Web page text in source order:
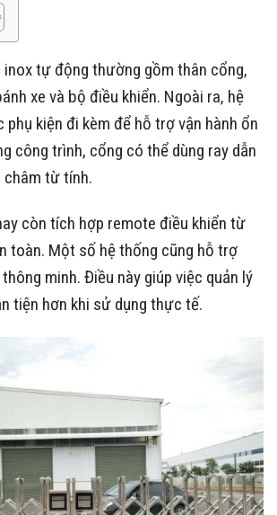
tự động thường gồm thân cổng,
xe và bộ điều khiển. Ngoài ra, hệ
kiện đi kèm để hỗ trợ vận hành ổn
công trình, cổng có thể dùng ray dẫn
châm từ tính.
còn tích hợp remote điều khiển từ
toàn. Một số hệ thống cũng hỗ trợ
minh. Điều này giúp việc quản lý
tiện hơn khi sử dụng thực tế.